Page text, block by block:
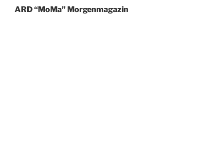
ARD “MoMa” Morgenmagazin